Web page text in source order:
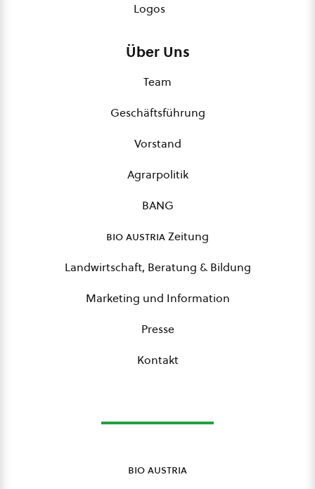
Logos
Über Uns
Team
Geschäftsführung
Vorstand
Agrarpolitik
BANG
bio austriaZeitung
Landwirtschaft, Beratung & Bildung
Marketing und Information
Presse
Kontakt
bio austria